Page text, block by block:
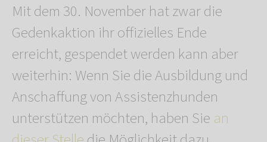
Mit dem 30. November hat zwar die
Gedenkaktion ihr offizielles Ende
erreicht, gespendet werden kann aber
weiterhin: Wenn Sie die Ausbildung und
Anschaffung von Assistenzhunden
unterstützen möchten, haben Sie an